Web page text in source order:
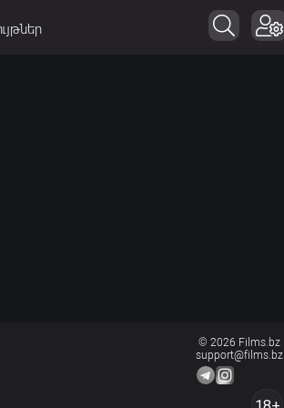
© 2026 Films.bz
support@films.bz